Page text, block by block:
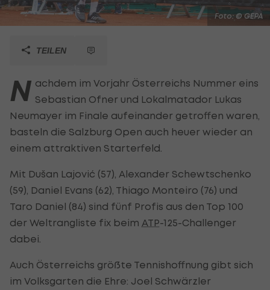
Foto: © GEPA
TEILEN
N achdem im Vorjahr Österreichs Nummer eins
Sebastian Ofner und Lokalmatador Lukas
Neumayer im Finale aufeinander getroffen waren,
basteln die Salzburg Open auch heuer wieder an
einem attraktiven Starterfeld.
Mit Dušan Lajović (57), Alexander Schewtschenko
(59), Daniel Evans (62), Thiago Monteiro (76) und
Taro Daniel (84) sind fünf Profis aus den Top 100
der Weltrangliste fix beim ATP-125-Challenger
dabei.
Auch Österreichs größte Tennishoffnung gibt sich
im Volksgarten die Ehre: Joel Schwärzler